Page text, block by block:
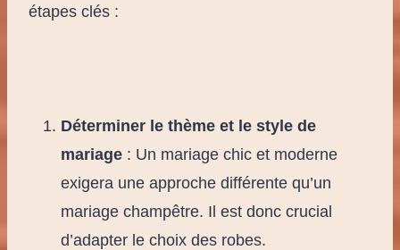
étapes clés :
Déterminer le thème et le style de
mariage : Un mariage chic et moderne
exigera une approche différente qu’un
mariage champêtre. Il est donc crucial
d’adapter le choix des robes.